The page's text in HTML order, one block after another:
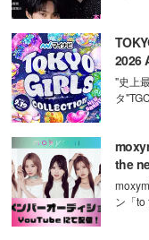
2026
デル
"史上
タ
the
ン「to